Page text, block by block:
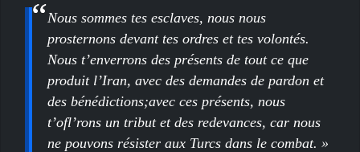
Nous sommes tes esclaves, nous nous
prosternons devant tes ordres et tes volontés.
Nous t’enverrons des présents de tout ce que
produit l’Iran, avec des demandes de pardon et
des bénédictions;avec ces présents, nous
t’ofl’rons un tribut et des redevances, car nous
ne pouvons résister aux Turcs dans le combat. »